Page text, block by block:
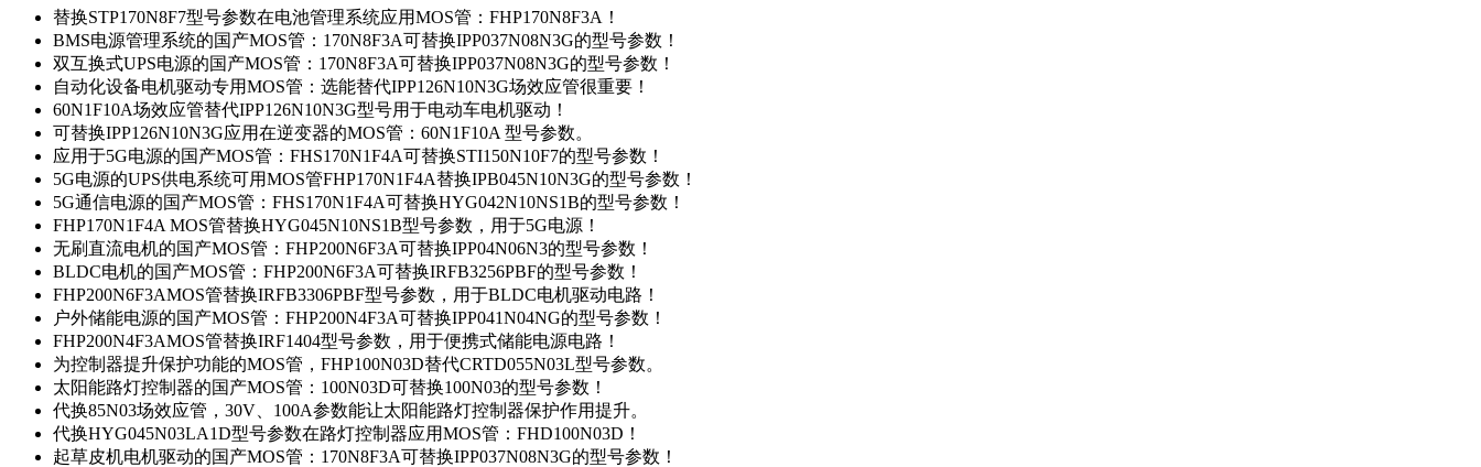
替换STP170N8F7型号参数在电池管理系统应用MOS管：FHP170N8F3A！
BMS电源管理系统的国产MOS管：170N8F3A可替换IPP037N08N3G的型号参数！
双互换式UPS电源的国产MOS管：170N8F3A可替换IPP037N08N3G的型号参数！
自动化设备电机驱动专用MOS管：选能替代IPP126N10N3G场效应管很重要！
60N1F10A场效应管替代IPP126N10N3G型号用于电动车电机驱动！
可替换IPP126N10N3G应用在逆变器的MOS管：60N1F10A 型号参数。
应用于5G电源的国产MOS管：FHS170N1F4A可替换STI150N10F7的型号参数！
5G电源的UPS供电系统可用MOS管FHP170N1F4A替换IPB045N10N3G的型号参数！
5G通信电源的国产MOS管：FHS170N1F4A可替换HYG042N10NS1B的型号参数！
FHP170N1F4A MOS管替换HYG045N10NS1B型号参数，用于5G电源！
无刷直流电机的国产MOS管：FHP200N6F3A可替换IPP04N06N3的型号参数！
BLDC电机的国产MOS管：FHP200N6F3A可替换IRFB3256PBF的型号参数！
FHP200N6F3AMOS管替换IRFB3306PBF型号参数，用于BLDC电机驱动电路！
户外储能电源的国产MOS管：FHP200N4F3A可替换IPP041N04NG的型号参数！
FHP200N4F3AMOS管替换IRF1404型号参数，用于便携式储能电源电路！
为控制器提升保护功能的MOS管，FHP100N03D替代CRTD055N03L型号参数。
太阳能路灯控制器的国产MOS管：100N03D可替换100N03的型号参数！
代换85N03场效应管，30V、100A参数能让太阳能路灯控制器保护作用提升。
代换HYG045N03LA1D型号参数在路灯控制器应用MOS管：FHD100N03D！
起草皮机电机驱动的国产MOS管：170N8F3A可替换IPP037N08N3G的型号参数！